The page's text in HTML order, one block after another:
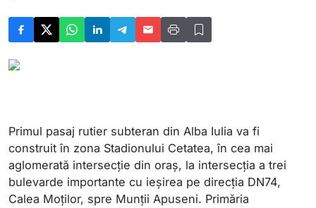
Primul pasaj rutier subteran din Alba Iulia va fi
construit în zona Stadionului Cetatea, în cea mai
aglomerată intersecție din oraș, la intersecția a trei
bulevarde importante cu ieșirea pe direcția DN74,
Calea Moților, spre Munții Apuseni. Primăria